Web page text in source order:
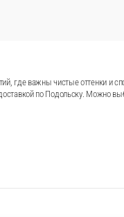
подходят
и поздравления,